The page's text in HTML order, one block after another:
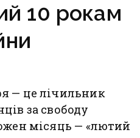
10 рокам
— це лічильник
за свободу
місяць — «лютий